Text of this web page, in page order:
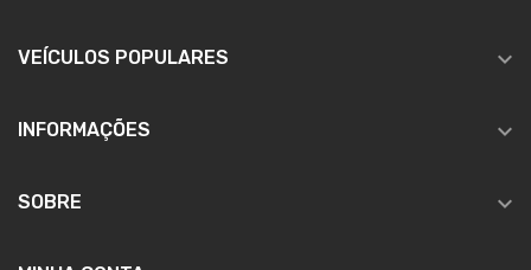
VEÍCULOS POPULARES 
INFORMAÇÕES 
SOBRE 